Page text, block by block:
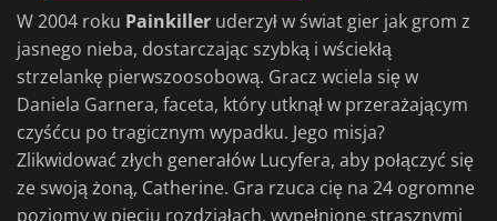
W 2004 roku Painkiller uderzył w świat gier jak grom z
jasnego nieba, dostarczając szybką i wściekłą
strzelankę pierwszoosobową. Gracz wciela się w
Daniela Garnera, faceta, który utknął w przerażającym
czyśćcu po tragicznym wypadku. Jego misja?
Zlikwidować złych generałów Lucyfera, aby połączyć się
ze swoją żoną, Catherine. Gra rzuca cię na 24 ogromne
poziomy w pięciu rozdziałach, wypełnione strasznymi